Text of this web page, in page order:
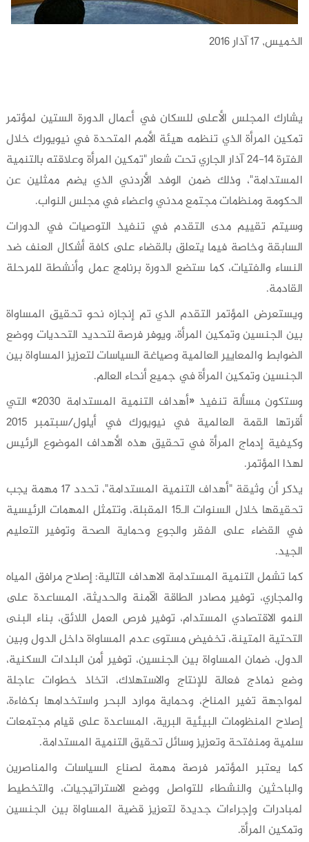
الخميس, 17 آذار 2016
يشارك المجلس الأعلى للسكان في أعمال الدورة الستين لمؤتمر
تمكين المرأة الذي تنظمه هيئة الأمم المتحدة في نيويورك خلال
الفترة 14-24 آذار الجاري تحت شعار "تمكين المرأة وعلاقته بالتنمية
المستدامة"، وذلك ضمن الوفد الأردني الذي يضم ممثلين عن
الحكومة ومنظمات مجتمع مدني واعضاء في مجلس النواب.
وسيتم تقييم مدى التقدم في تنفيذ التوصيات في الدورات
السابقة وخاصة فيما يتعلق بالقضاء على كافة أشكال العنف ضد
النساء والفتيات، كما ستضع الدورة برنامج عمل وأنشطة للمرحلة
القادمة.
ويستعرض المؤتمر التقدم الذي تم إنجازه نحو تحقيق المساواة
بين الجنسين وتمكين المرأة، ويوفر فرصة لتحديد التحديات ووضع
الضوابط والمعايير العالمية وصياغة السياسات لتعزيز المساواة بين
الجنسين وتمكين المرأة في جميع أنحاء العالم.
وستكون مسألة تنفيذ «أهداف التنمية المستدامة 2030» التي
أقرتها القمة العالمية في نيويورك في أيلول/سبتمبر 2015
وكيفية إدماج المرأة في تحقيق هذه الأهداف الموضوع الرئيس
لهذا المؤتمر.
يذكر أن وثيقة "أهداف التنمية المستدامة"، تحدد 17 مهمة يجب
تحقيقها خلال السنوات الـ15 المقبلة، وتتمثل المهمات الرئيسية
في القضاء على الفقر والجوع وحماية الصحة وتوفير التعليم
الجيد.
كما تشمل التنمية المستدامة الاهداف التالية: إصلاح مرافق المياه
والمجاري، توفير مصادر الطاقة الآمنة والحديثة، المساعدة على
النمو الاقتصادي المستدام، توفير فرص العمل اللائق، بناء البنى
التحتية المتينة، تخفيض مستوى عدم المساواة داخل الدول وبين
الدول، ضمان المساواة بين الجنسين، توفير أمن البلدات السكنية،
وضع نماذج فعالة للإنتاج والاستهلاك، اتخاذ خطوات عاجلة
لمواجهة تغير المناخ، وحماية موارد البحر واستخدامها بكفاءة،
إصلاح المنظومات البيئية البرية، المساعدة على قيام مجتمعات
سلمية ومنفتحة وتعزيز وسائل تحقيق التنمية المستدامة.
كما يعتبر المؤتمر فرصة مهمة لصناع السياسات والمناصرين
والباحثين والنشطاء للتواصل ووضع الاستراتيجيات، والتخطيط
لمبادرات وإجراءات جديدة لتعزيز قضية المساواة بين الجنسين
وتمكين المرأة.